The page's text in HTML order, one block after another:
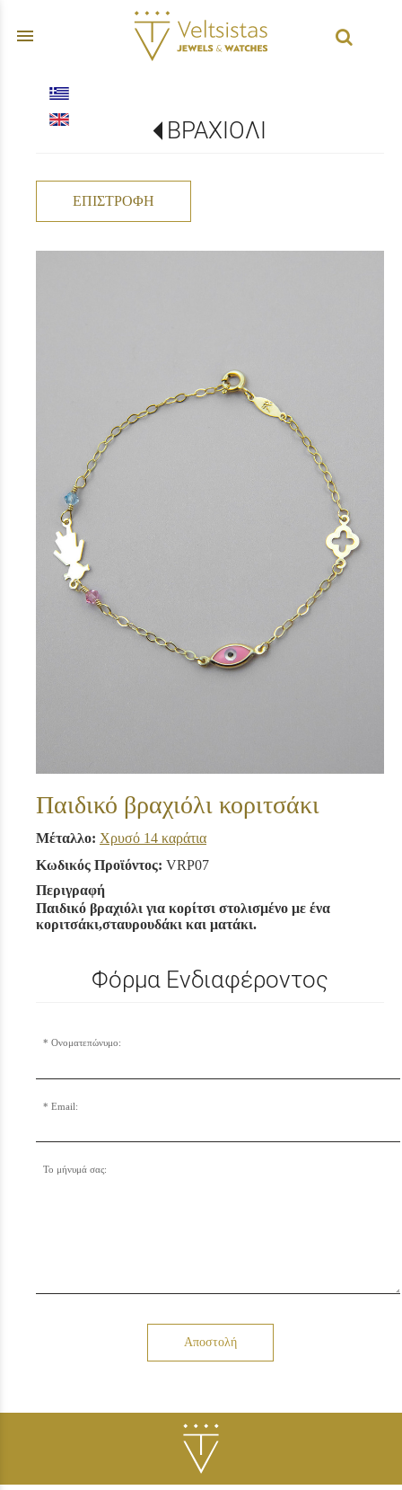
menu
ΒΡΑΧΙΟΛΙ
ΕΠΙΣΤΡΟΦΉ
Παιδικό βραχιόλι κοριτσάκι
Μέταλλο: Χρυσό 14 καράτια
Κωδικός Προϊόντος: VRP07
Περιγραφή
Παιδικό βραχιόλι για κορίτσι στολισμένο με ένα
κοριτσάκι,σταυρουδάκι και ματάκι.
Φόρμα Ενδιαφέροντος
Ονοματεπώνυμο:
Email:
Το μήνυμά σας:
Αποστολή